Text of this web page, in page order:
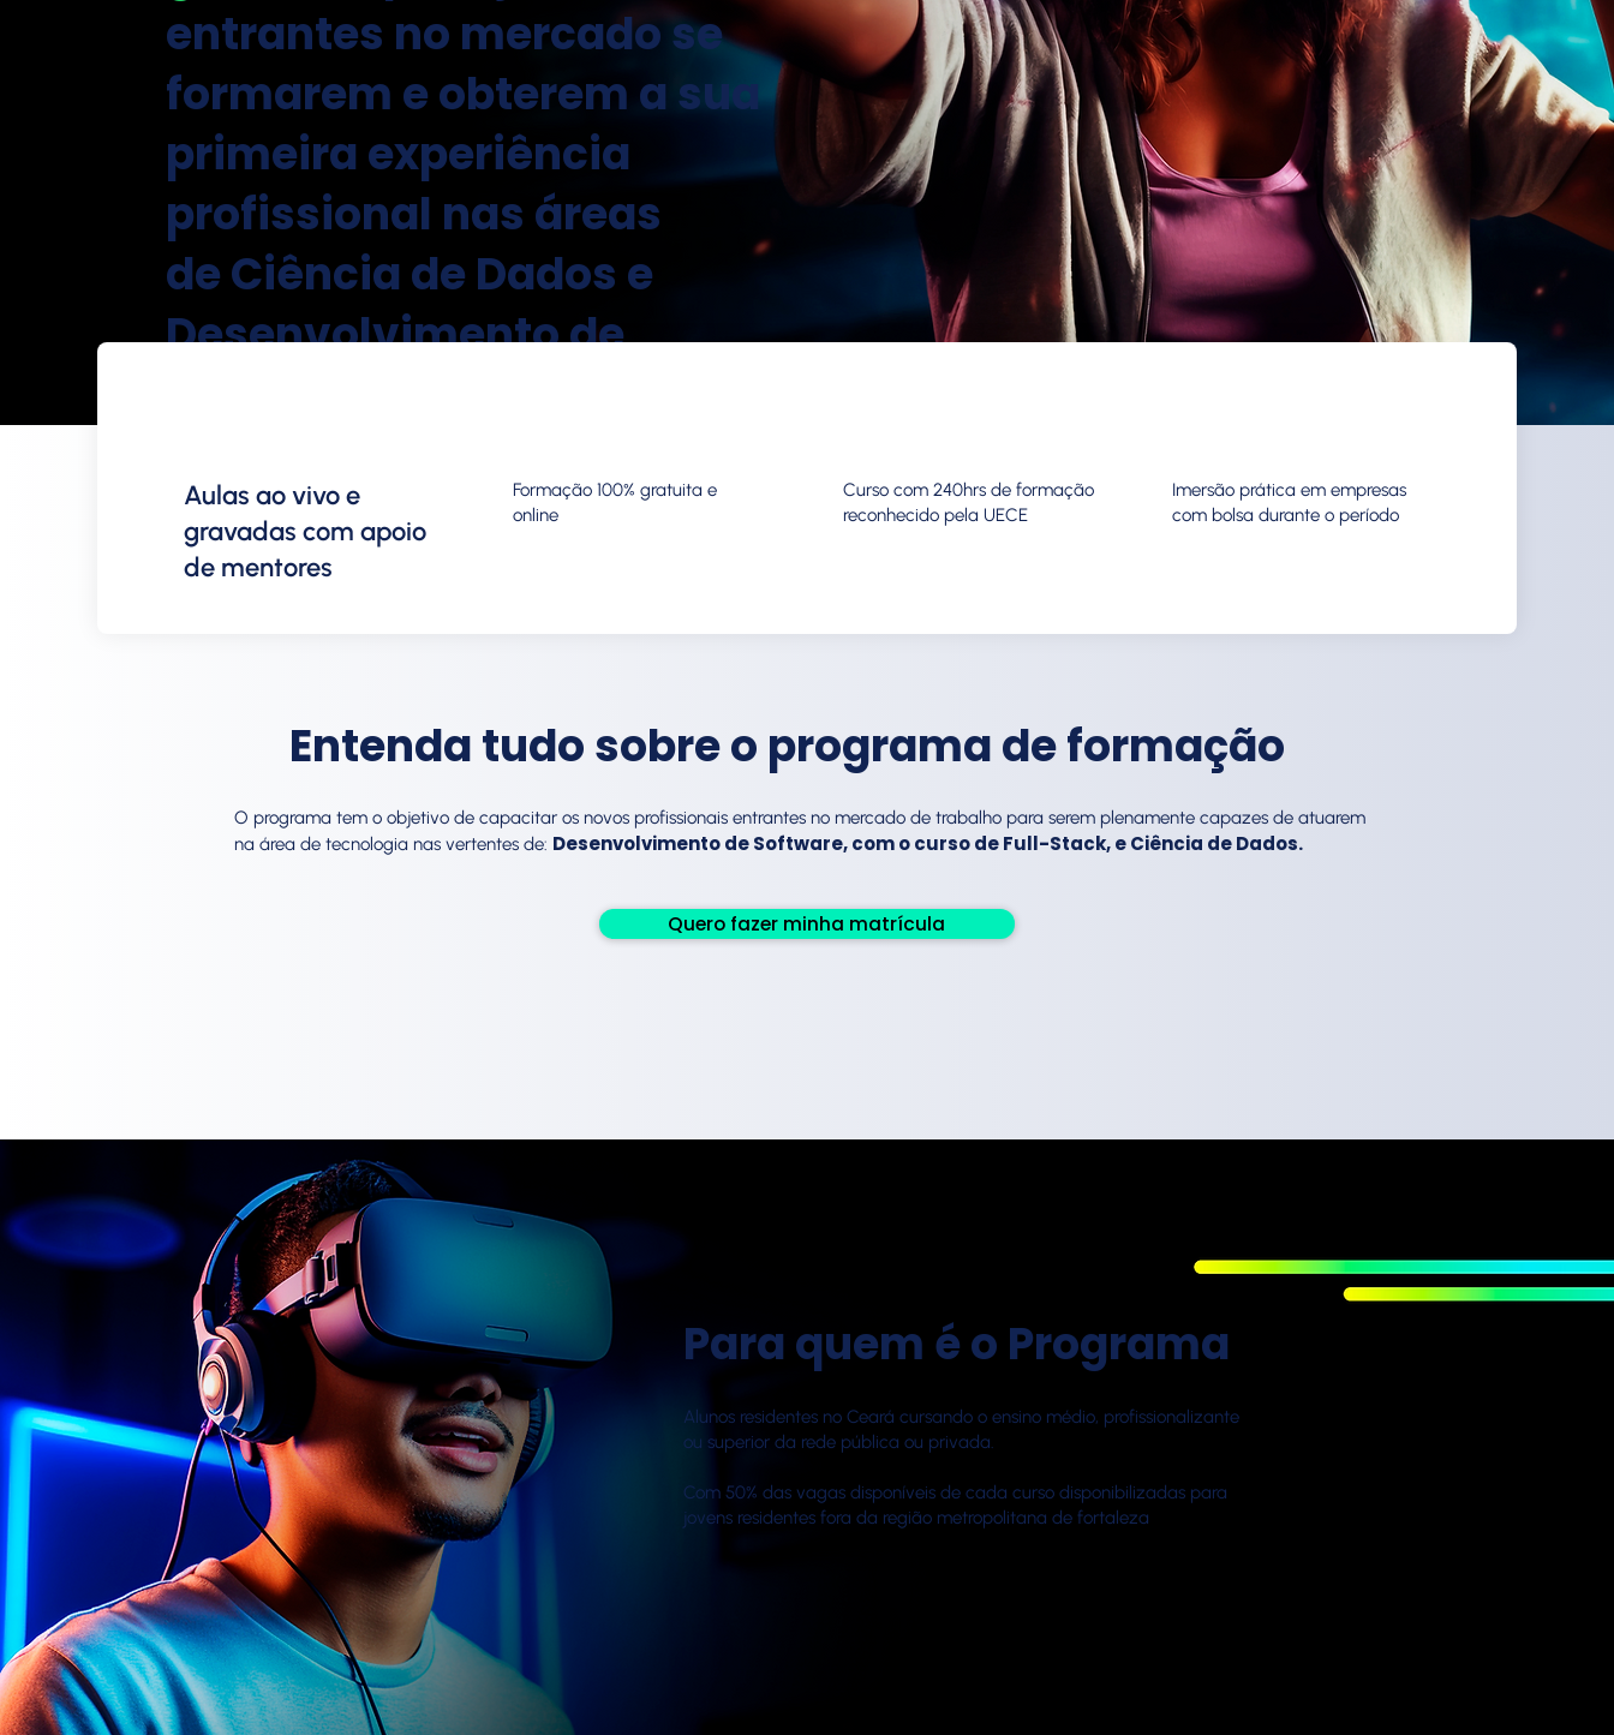
entrantes no mercado se
formarem e obterem a sua
primeira experiência
profissional nas áreas
deCiência de Dados e
Desenvolvimento de
Entenda tudo sobre o programa de formação
O programa tem o objetivo de capacitar os novos profissionais entrantes no mercado de trabalho para serem plenamente capazes de atuarem
na área de tecnologia nas vertentes de: Desenvolvimento de Software, com o curso de Full-Stack, e Ciência de Dados.
Quero fazer minha matrícula
Aulas ao vivo e
gravadas com apoio
de mentores
Formação 100% gratuita e
online
Curso com 240hrs de formação
reconhecido pela UECE
Imersão prática em empresas
com bolsa durante o período
Para quem é o Programa
Alunos residentes no Ceará cursando o ensino médio, profissionalizante
ou superior da rede pública ou privada.
Com 50% das vagas disponíveis de cada curso disponibilizadas para
jovens residentes fora da região metropolitana de fortaleza